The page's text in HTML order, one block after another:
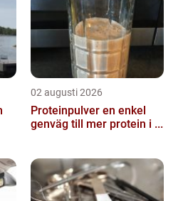
02 augusti 2026
Proteinpulver en enkel
genväg till mer protein i ...